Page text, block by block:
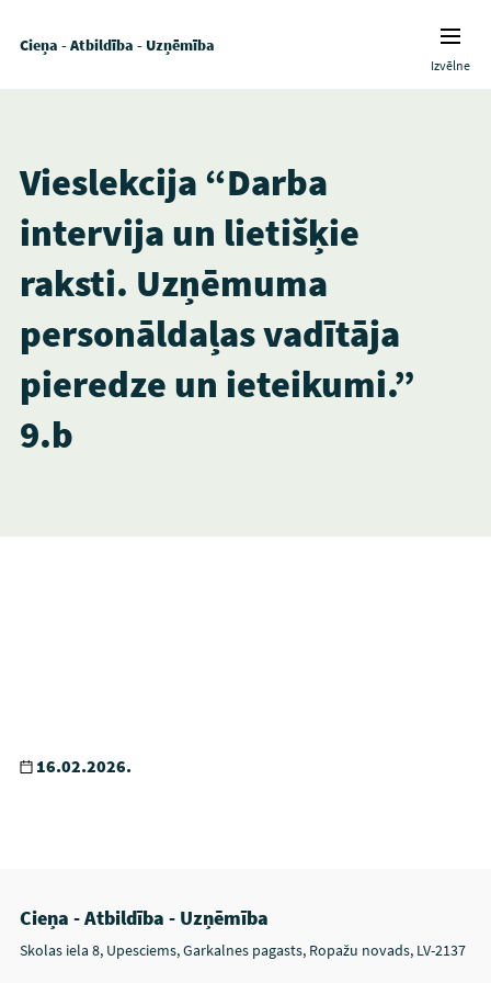
Cieņa - Atbildība - Uzņēmība
Izvēlne
Vieslekcija “Darba
intervija un lietišķie
raksti. Uzņēmuma
personāldaļas vadītāja
pieredze un ieteikumi.”
9.b
16.02.2026.
Cieņa - Atbildība - Uzņēmība
Skolas iela 8, Upesciems, Garkalnes pagasts, Ropažu novads, LV-2137